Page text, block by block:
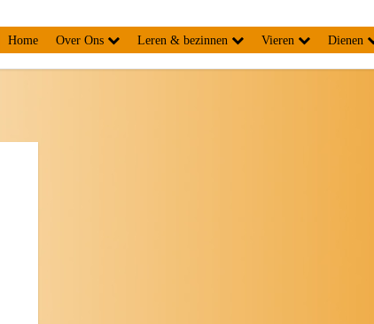
Home Over Ons Leren & bezinnen Vieren Dienen